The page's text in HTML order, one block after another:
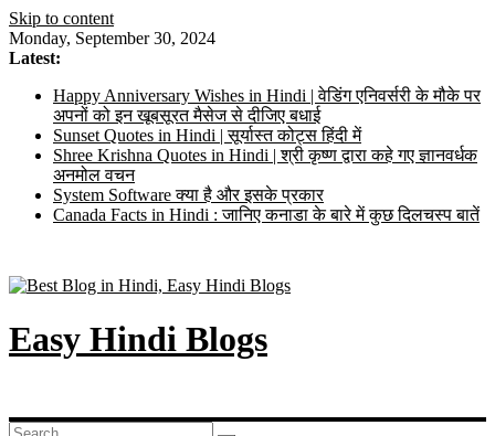
Skip to content
Monday, September 30, 2024
Latest:
Happy Anniversary Wishes in Hindi | वेडिंग एनिवर्सरी के मौके पर
अपनों को इन खूबसूरत मैसेज से दीजिए बधाई
Sunset Quotes in Hindi | सूर्यास्त कोट्स हिंदी में
Shree Krishna Quotes in Hindi | श्री कृष्ण द्वारा कहे गए ज्ञानवर्धक
अनमोल वचन
System Software क्या है और इसके प्रकार
Canada Facts in Hindi : जानिए कनाडा के बारे में कुछ दिलचस्प बातें
Easy Hindi Blogs